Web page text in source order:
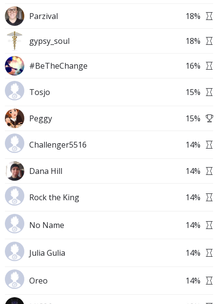
Parzival 18%
gypsy_soul 18%
#BeTheChange 16%
Tosjo 15%
Peggy 15%
Challenger5516 14%
Dana Hill 14%
Rock the King 14%
No Name 14%
Julia Gulia 14%
Oreo 14%